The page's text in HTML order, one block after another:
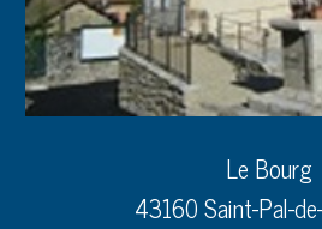
Le Bourg
43160 Saint-Pal-